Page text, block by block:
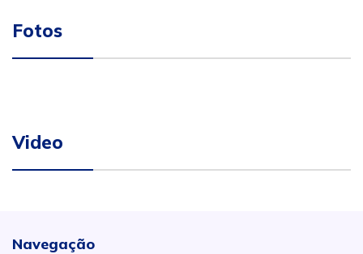
Fotos
Video
Navegação